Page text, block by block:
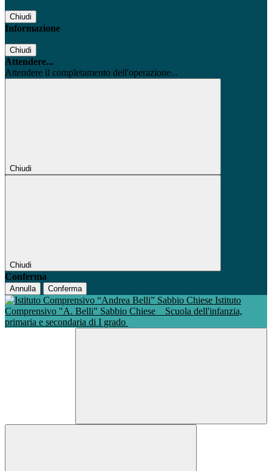
Chiudi
Informazione
Chiudi
Attendere...
Attendere il completamento dell'operazione...
Chiudi
Chiudi
Conferma
Annulla Conferma
Istituto
Comprensivo "A. Belli" Sabbio Chiese
Scuola dell'infanzia,
primaria e secondaria di I grado